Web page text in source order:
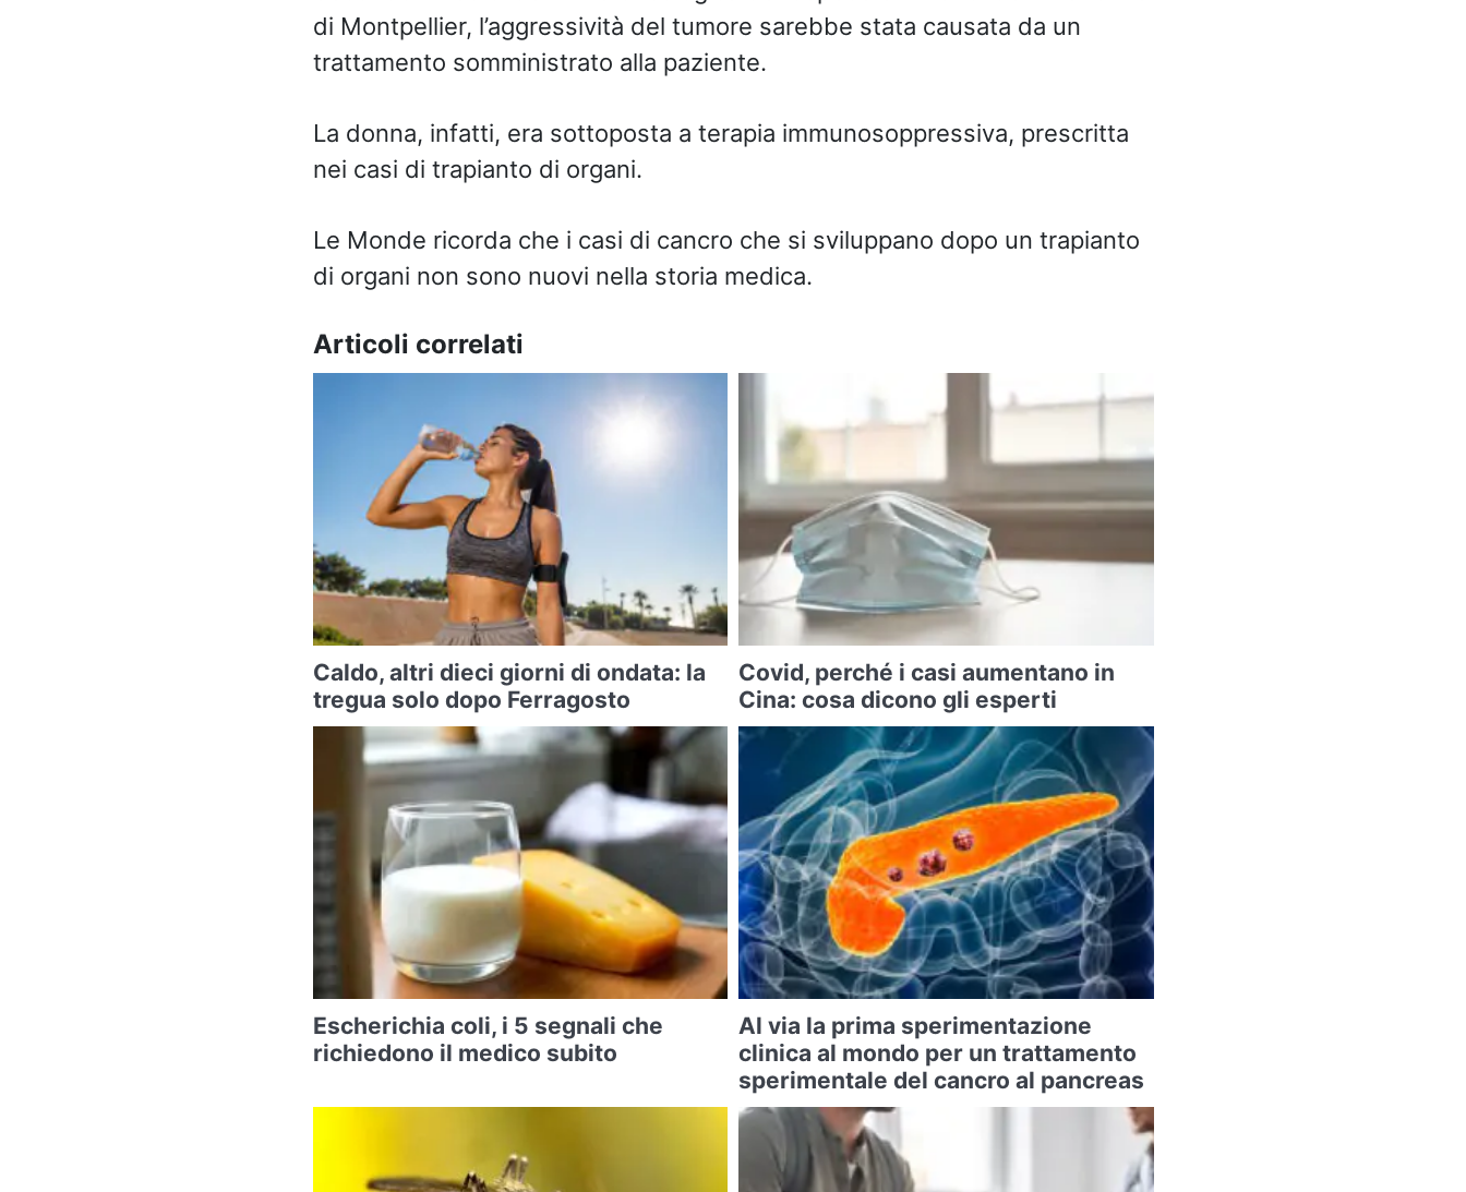
di Montpellier, l’aggressività del tumore sarebbe stata causata da un
trattamento somministrato alla paziente.
La donna, infatti, era sottoposta a terapia immunosoppressiva, prescritta
nei casi di trapianto di organi.
Le Monde ricorda che i casi di cancro che si sviluppano dopo un trapianto
di organi non sono nuovi nella storia medica.
Articoli correlati
Caldo, altri dieci giorni di ondata: la
tregua solo dopo Ferragosto
Covid, perché i casi aumentano in
Cina: cosa dicono gli esperti
Escherichia coli, i 5 segnali che
richiedono il medico subito
Al via la prima sperimentazione
clinica al mondo per un trattamento
sperimentale del cancro al pancreas